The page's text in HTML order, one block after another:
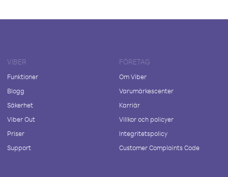
VIBER
Funktioner
Blogg
Säkerhet
Viber Out
Priser
Support
FÖRETAG
Om Viber
Varumärkescenter
Karriär
Villkor och policyer
Integritetspolicy
Customer Complaints Code